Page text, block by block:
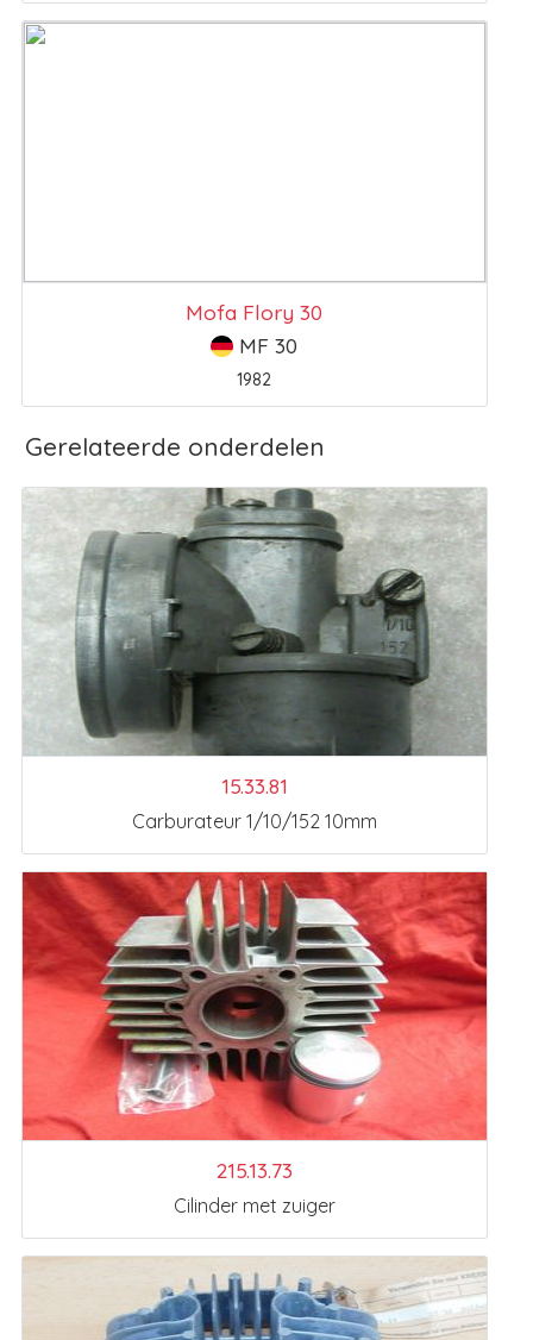
Mofa Flory 30
MF 30
1982
Gerelateerde onderdelen
15.33.81
Carburateur 1/10/152 10mm
215.13.73
Cilinder met zuiger